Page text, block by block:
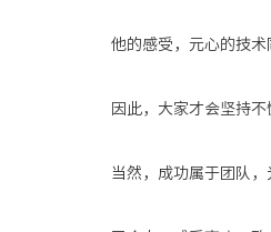
他的感受，元心的技术
因此，大家才会坚持
当然，成功属于团队，